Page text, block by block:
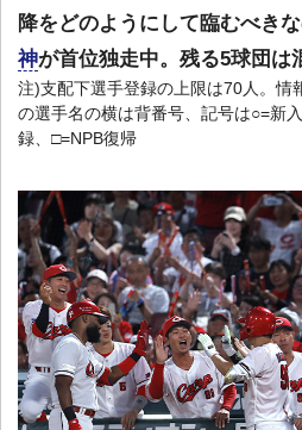
降をどのようにして臨むべき
神が首位独走中。残る5球団は
注)支配下選手登録の上限は70人。情
の選手名の横は背番号、記号は○=新
録、□=NPB復帰